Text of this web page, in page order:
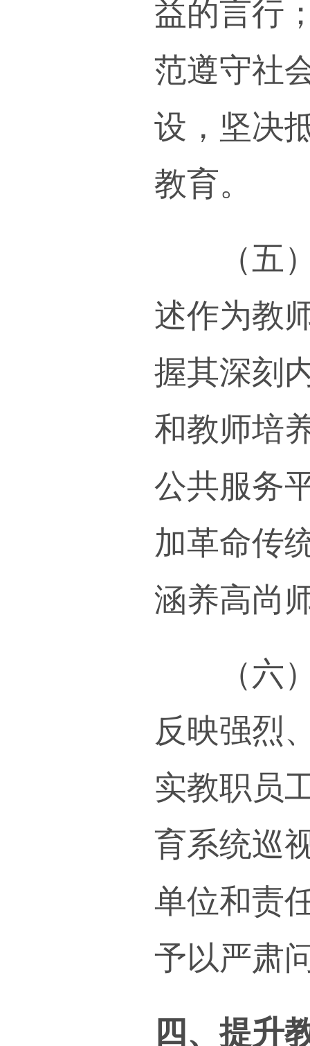
引领
三、
（三
同，
引进
人事
和领
选、
责任
（四
守宪
益的
范遵